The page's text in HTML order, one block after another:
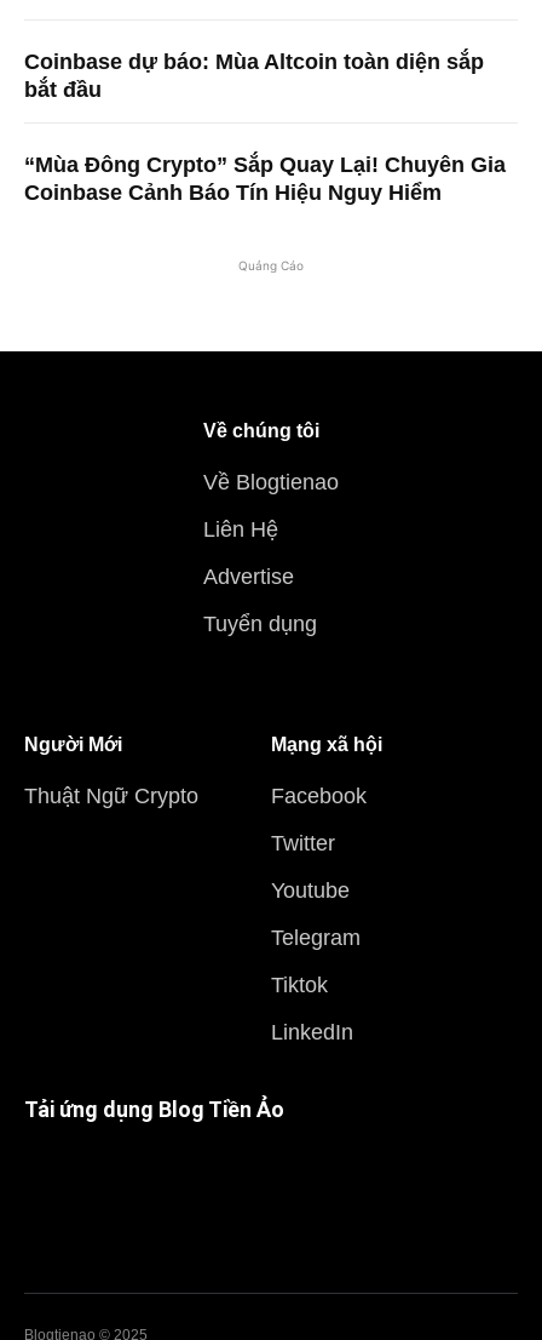
Coinbase dự báo: Mùa Altcoin toàn diện sắp
bắt đầu
“Mùa Đông Crypto” Sắp Quay Lại! Chuyên Gia
Coinbase Cảnh Báo Tín Hiệu Nguy Hiểm
Quảng Cáo
Về chúng tôi
Về Blogtienao
Liên Hệ
Advertise
Tuyển dụng
Người Mới
Thuật Ngữ Crypto
Mạng xã hội
Facebook
Twitter
Youtube
Telegram
Tiktok
LinkedIn
Tải ứng dụng Blog Tiền Ảo
Blogtienao © 2025